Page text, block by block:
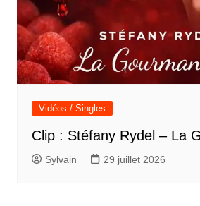
Vidéos / Singles
Clip : Stéfany Rydel – La
Sylvain 29 juillet 2026